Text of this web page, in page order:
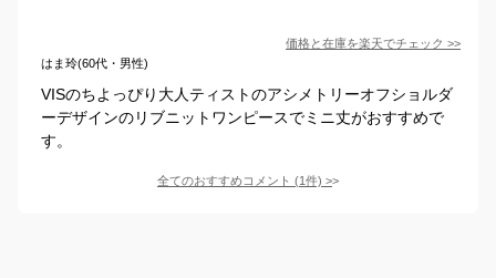
価格と在庫を楽天でチェック >>
はま玲(60代・男性)
VISのちよっぴり大人ティストのアシメトリーオフショルダ
ーデザインのリブニットワンピースでミニ丈がおすすめで
す。
全てのおすすめコメント (1件) >